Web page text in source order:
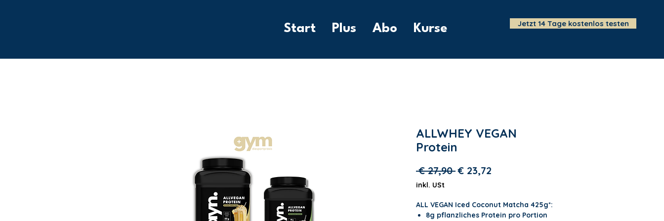
Start Plus Abo Kurse Wir Shop Blog
Jetzt 14 Tage kostenlos testen
ALLWHEY VEGAN
Protein
€ 27,90 Standardpreis
€ 23,72
inkl. USt
ALL VEGAN Iced Coconut Matcha 425g*:
8g pflanzliches Protein pro Portion